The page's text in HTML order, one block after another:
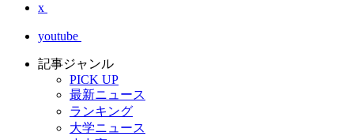
x
youtube
記事ジャンル
PICK UP
最新ニュース
ランキング
大学ニュース